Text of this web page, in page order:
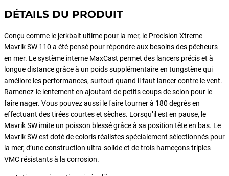
DÉTAILS DU PRODUIT
Conçu comme le jerkbait ultime pour la mer, le Precision Xtreme
Mavrik SW 110 a été pensé pour répondre aux besoins des pêcheurs
en mer. Le système interne MaxCast permet des lancers précis et à
longue distance grâce à un poids supplémentaire en tungstène qui
améliore les performances, surtout quand il faut lancer contre le vent.
Ramenez-le lentement en ajoutant de petits coups de scion pour le
faire nager. Vous pouvez aussi le faire tourner à 180 degrés en
effectuant des tirées courtes et sèches. Lorsqu’il est en pause, le
Mavrik SW imite un poisson blessé grâce à sa position tête en bas. Le
Mavrik SW est doté de coloris réalistes spécialement sélectionnés pour
la mer, d’une construction ultra-solide et de trois hameçons triples
VMC résistants à la corrosion.